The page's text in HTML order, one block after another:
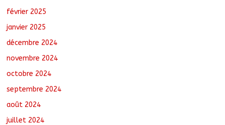
février 2025
janvier 2025
décembre 2024
novembre 2024
octobre 2024
septembre 2024
août 2024
juillet 2024